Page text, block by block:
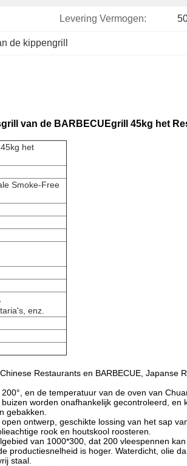
Levering Vermogen:
de kippengrill
van de BARBECUEgrill 45kg het
het
Smoke-Free
enz.
Restaurants en BARBECUE, Japanse
en de temperatuur van de oven van
worden onafhankelijk gecontroleerd,
gebakken.
ontwerp, geschikte lossing van het sap
rook en houtskool roosteren.
van 1000*300, dat 200 vleespennen
is hoger. Waterdicht, olie
staal.